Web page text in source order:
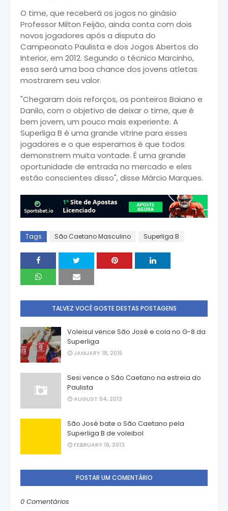
O time, que receberá os jogos no ginásio
Professor Milton Feijão, ainda conta com dois
novos jogadores após a disputa do
Campeonato Paulista e dos Jogos Abertos do
Interior, em 2012. Segundo o técnico Marcinho,
essa será uma boa chance dos jovens atletas
mostrarem seu valor.
"Chegaram dois reforços, os ponteiros Baiano e
Danilo, com o objetivo de deixar o time, que é
bem jovem, um pouco mais experiente. A
Superliga B é uma grande vitrine para esses
jogadores e o que esperamos é que todos
demonstrem muita vontade. É uma grande
oportunidade de entrada no mercado e eles
estão conscientes disso", disse Márcio Marques.
Tags São Caetano Masculino Superliga B
TALVEZ VOCÊ GOSTE DESTAS POSTAGENS
Voleisul vence São José e cola no G-8 da
Superliga
JANUARY 18, 2015
Sesi vence o São Caetano na estreia do
Paulista
AUGUST 04, 2013
São José bate o São Caetano pela
Superliga B de voleibol
FEBRUARY 16, 2013
POSTAR UM COMENTÁRIO
0 Comentários